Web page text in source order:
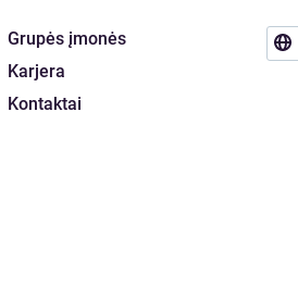
Grupės įmonės
Karjera
Kontaktai